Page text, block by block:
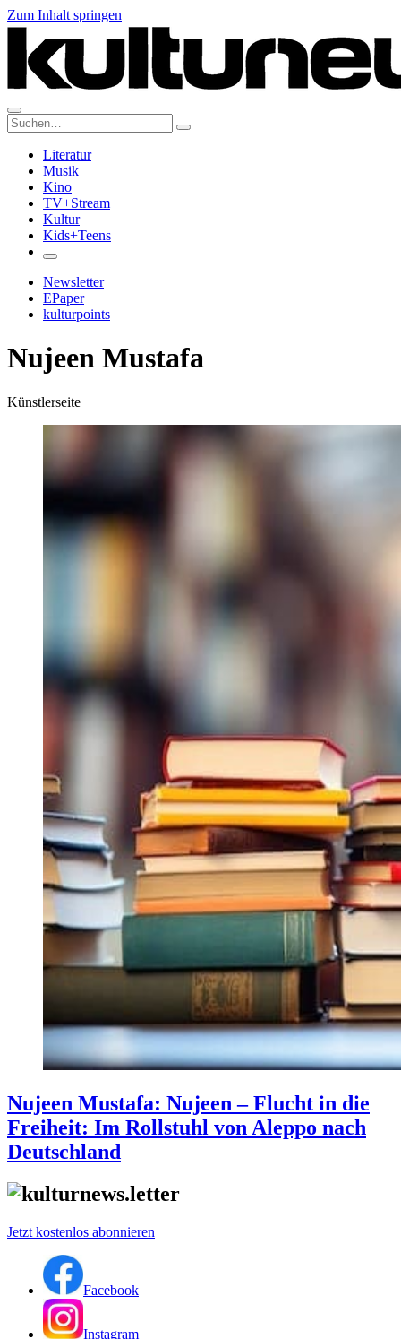
Zum Inhalt springen
Suche:
Literatur
Musik
Kino
TV+Stream
Kultur
Kids+Teens
Newsletter
EPaper
kulturpoints
Nujeen Mustafa
Künstlerseite
Nujeen Mustafa: Nujeen – Flucht in die
Freiheit: Im Rollstuhl von Aleppo nach
Deutschland
Jetzt kostenlos abonnieren
Facebook
Instagram